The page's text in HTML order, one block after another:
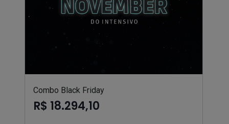
Combo Black Friday
R$ 18.294,10